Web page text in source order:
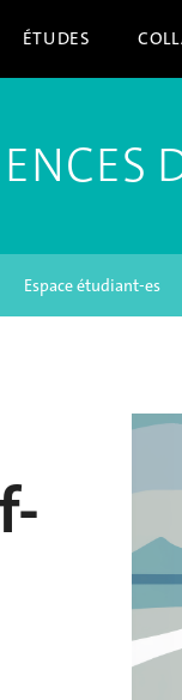
ÉTUDES
Espace étudiant-es